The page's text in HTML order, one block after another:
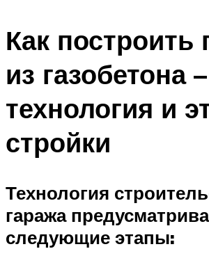
Как построить
из газобетона –
технология и
стройки
Технология
гаража
следующие этапы: